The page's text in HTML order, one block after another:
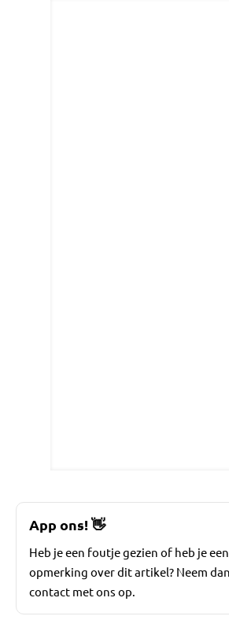
App ons!👋
Heb je een foutje gezien of heb je een
opmerking over dit artikel? Neem dan
contact met ons op.